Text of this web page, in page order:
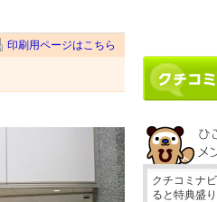
印刷用ページはこちら
クチコミナ
ると特典盛